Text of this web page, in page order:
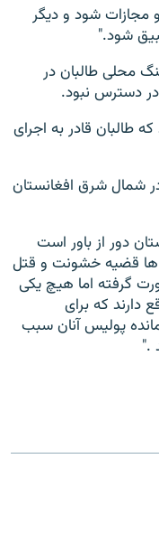
شود و دیگر
شود."
محلی طالبان در
در دسترس نبود.
طالبان قادر به اجرای
شمال شرق افغانستان
دور از باور است
ها قضیه خشونت و قتل
گرفته اما هیچ یکی
دارند که برای
پولیس آنان سبب
."